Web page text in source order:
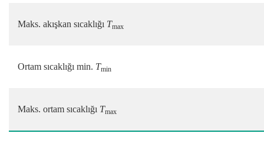
Maks. akışkan sıcaklığı Tmax
Ortam sıcaklığı min. Tmin
Maks. ortam sıcaklığı Tmax